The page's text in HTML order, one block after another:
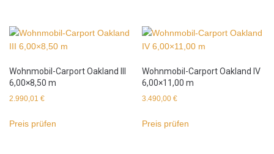
Wohnmobil-Carport Oakland III
6,00×8,50 m
2.990,01 €
Preis prüfen
Wohnmobil-Carport Oakland IV
6,00×11,00 m
3.490,00€
Preis prüfen